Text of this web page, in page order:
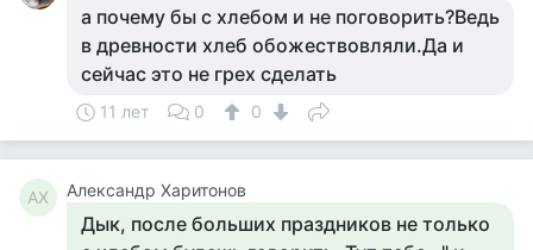
а почему бы с хлебом и не поговорить?Ведь
в древности хлеб обожествовляли.Да и
сейчас это не грех сделать
11 лет 0 0
АХ Александр Харитонов
Дык, после больших праздников не только